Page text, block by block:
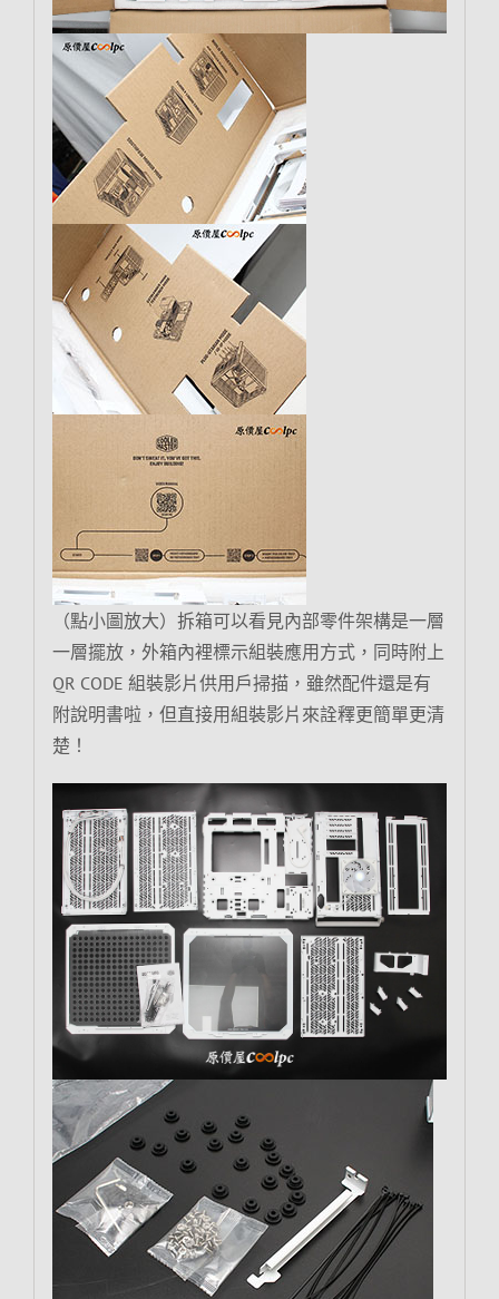
（點小圖放大）拆箱可以看見內部零件架構是一層
一層擺放，外箱內裡標示組裝應用方式，同時附上
QR CODE 組裝影片供用戶掃描，雖然配件還是有
附說明書啦，但直接用組裝影片來詮釋更簡單更清
楚！